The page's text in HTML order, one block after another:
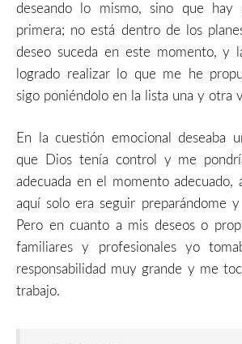
deseando lo mismo, sino que hay
primera; no está dentro de los
deseo suceda en este momento, y
logrado realizar lo que me he
sigo poniéndolo en la lista una y otra
En la cuestión emocional deseaba
que Dios tenía control y me
adecuada en el momento adecuado,
aquí solo era seguir preparándome
Pero en cuanto a mis deseos o
familiares y profesionales yo
responsabilidad muy grande y me
trabajo.